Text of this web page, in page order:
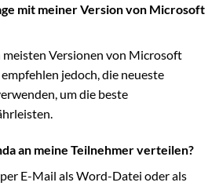
mit meiner Version von Microsoft
meisten Versionen von Microsoft
jedoch, die neueste
um die beste
an meine Teilnehmer verteilen?
E-Mail als Word-Datei oder als